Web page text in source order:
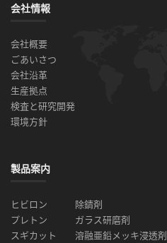
会社情報
会社概要
ごあいさつ
会社沿革
生産拠点
検査と研究開発
環境方針
製品案内
ヒビロン
除錆剤
プレトン
ガラス研磨剤
スギカット
溶融亜鉛メッキ浸透剤